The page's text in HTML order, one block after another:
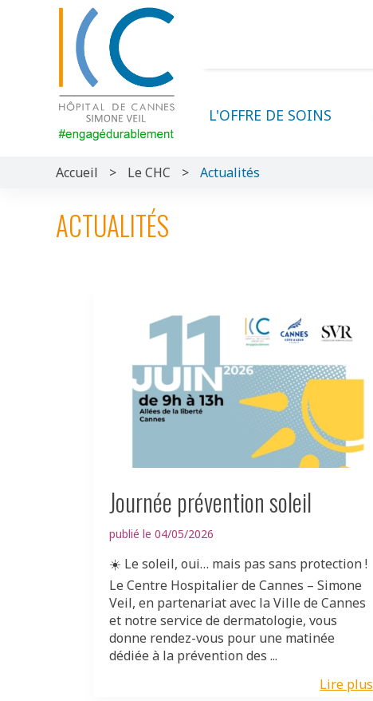
L'OFFRE DE SOINS
Accueil > Le CHC > Actualités
ACTUALITÉS
Journée prévention soleil
publié le 04/05/2026
☀️ Le soleil, oui… mais pas sans protection !
Le Centre Hospitalier de Cannes – Simone
Veil, en partenariat avec la Ville de Cannes
et notre service de dermatologie, vous
donne rendez-vous pour une matinée
dédiée à la prévention des ...
Lire plus